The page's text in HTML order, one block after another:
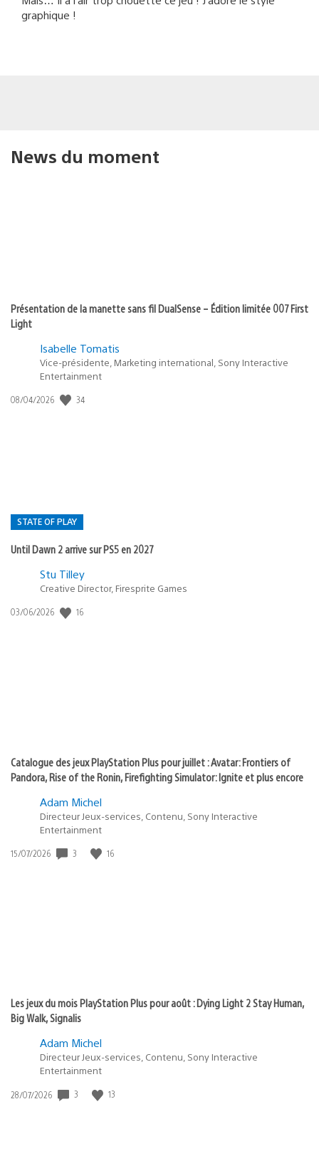
graphique !
News du moment
Présentation de la manette sans fil DualSense – Édition limitée 007 First
Light
Isabelle Tomatis
Vice-présidente, Marketing international, Sony Interactive
Entertainment
Date
08/04/2026 34
STATE OF PLAY
Until Dawn 2 arrive sur PS5 en 2027
Postée
:
Stu Tilley
Creative Director, Firesprite Games
Date
03/06/2026 16
Catalogue des jeux PlayStation Plus pour juillet : Avatar: Frontiers of
Pandora, Rise of the Ronin, Firefighting Simulator: Ignite et plus encore
Adam Michel
Directeur Jeux-services, Contenu, Sony Interactive
Entertainment
Date
15/07/2026 3 16
Les jeux du mois PlayStation Plus pour août : Dying Light 2 Stay Human,
Big Walk, Signalis
Adam Michel
Directeur Jeux-services, Contenu, Sony Interactive
Entertainment
Date
28/07/2026 3 13